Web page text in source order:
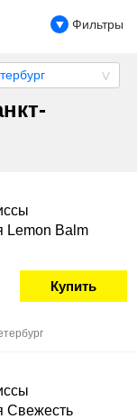
Фильтры
Lemon Balm
Купить
Свежесть